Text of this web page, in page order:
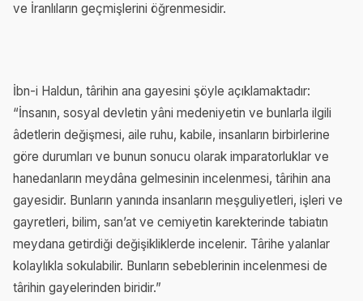
ve İranlıların geçmişlerini öğrenmesidir.
İbn-i Haldun, târihin ana gayesini şöyle açıklamaktadır:
“İnsanın, sosyal devletin yâni medeniyetin ve bunlarla ilgili
âdetlerin değişmesi, aile ruhu, kabile, insanların birbirlerine
göre durumları ve bunun sonucu olarak imparatorluklar ve
hanedanların meydâna gelmesinin incelenmesi, târihin ana
gayesidir. Bunların yanında insanların meşguliyetleri, işleri ve
gayretleri, bilim, san’at ve cemiyetin karekterinde tabiatın
meydana getirdiği değişikliklerde incelenir. Târihe yalanlar
kolaylıkla sokulabilir. Bunların sebeblerinin incelenmesi de
târihin gayelerinden biridir.”